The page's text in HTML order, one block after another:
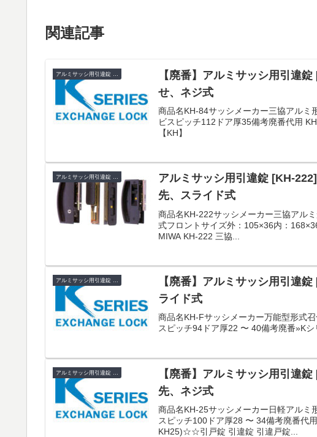
関連記事
【廃番】アルミサッシ用引違
せ、ネジ式
商品名KH-84サッシメーカー三協アル
ビスピッチ112ドア厚35備考廃番代用
【KH】
アルミサッシ用引違錠 KH
アルミサッシ用引違錠 [KH-
先、スライド式
商品名KH-222サッシメーカー三協アル
式フロントサイズ外：105×36内：
MIWA KH-222 三協...
アルミサッシ用引違錠 KH
【廃番】アルミサッシ用引違
ライド式
商品名KH-Fサッシメーカー万能型形式
スピッチ94ドア厚22 〜 40備考廃番»K
【廃番】アルミサッシ用引違
先、ネジ式
商品名KH-25サッシメーカー日軽アル
スピッチ100ドア厚28 〜 34備考廃番代
KH25)☆☆引戸錠 引違錠 引違戸錠...